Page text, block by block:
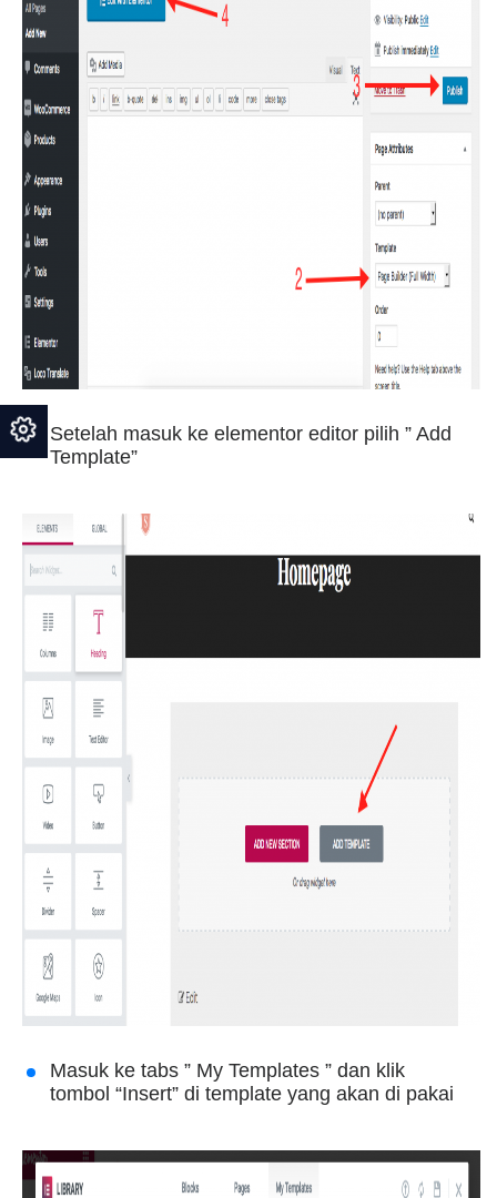
Setelah masuk ke elementor editor pilih ” Add
Template”
Masuk ke tabs ” My Templates ” dan klik
tombol “Insert” di template yang akan di pakai